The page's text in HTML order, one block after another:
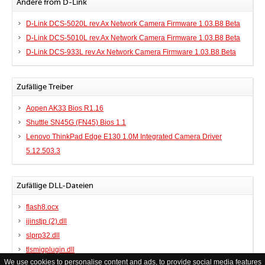
We use cookies to personalise content and ads, to provide social media features
Andere from D-Link
D-Link DCS-5020L rev.Ax Network Camera Firmware 1.03.B8 Beta
D-Link DCS-5010L rev.Ax Network Camera Firmware 1.03.B8 Beta
D-Link DCS-933L rev.Ax Network Camera Firmware 1.03.B8 Beta
Zufällige Treiber
Aopen AK33 Bios R1.16
Shuttle SN45G (FN45) Bios 1.1
Lenovo ThinkPad Edge E130 1.0M Integrated Camera Driver
5.12.503.3
Zufällige DLL-Dateien
flash8.ocx
ijinstjp (2).dll
slprp32.dll
tlsmigplugin.dll